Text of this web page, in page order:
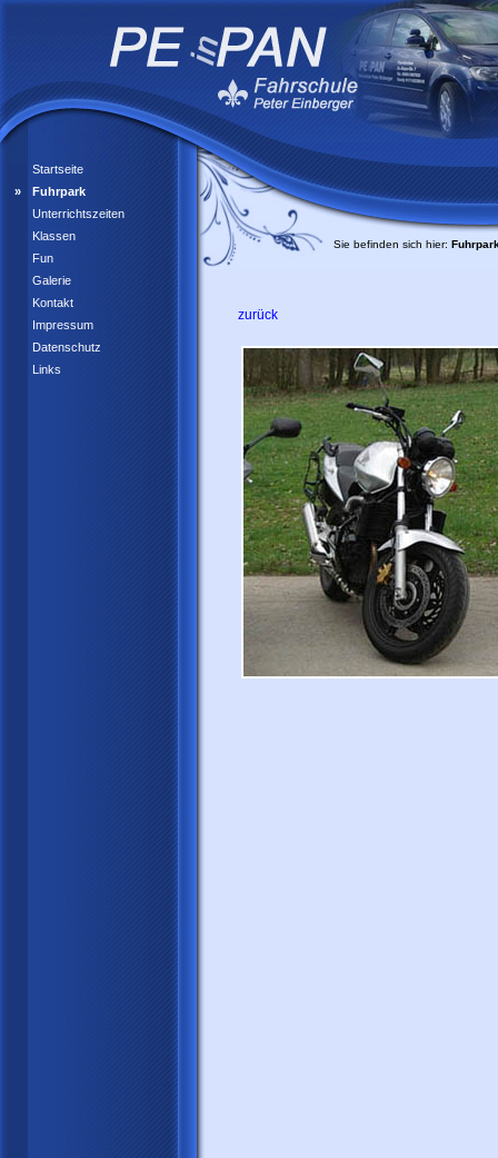
Startseite
Fuhrpark
Unterrichtszeiten
Klassen
Fun
Galerie
Kontakt
Impressum
Datenschutz
Links
Sie befinden sich hier:
zurück